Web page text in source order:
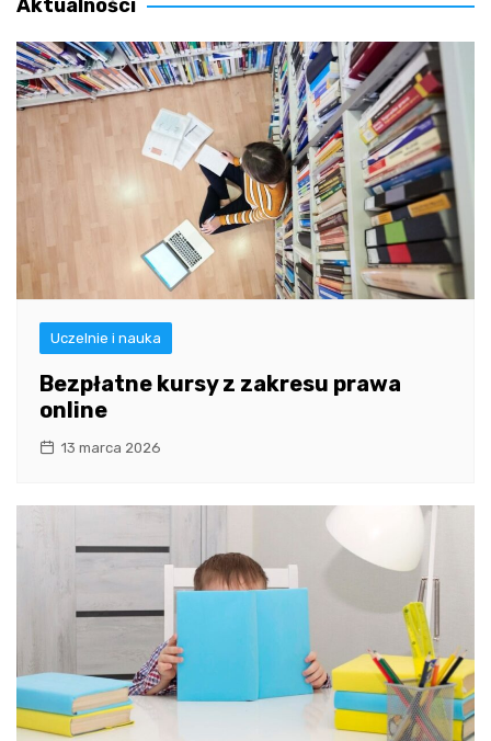
Aktualności
Uczelnie i nauka
Bezpłatne kursy z zakresu prawa
online
13 marca 2026